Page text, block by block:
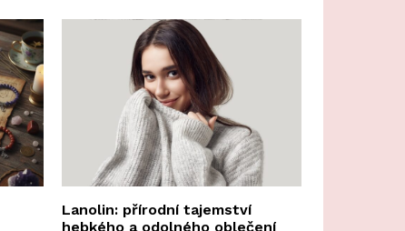
Lanolin: přírodní tajemství
hebkého a odolného oblečení